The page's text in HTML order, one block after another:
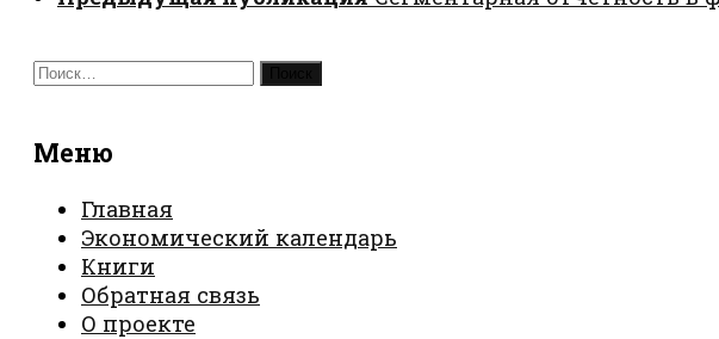
Найти:
Меню
Главная
Экономический календарь
Книги
Обратная связь
О проекте